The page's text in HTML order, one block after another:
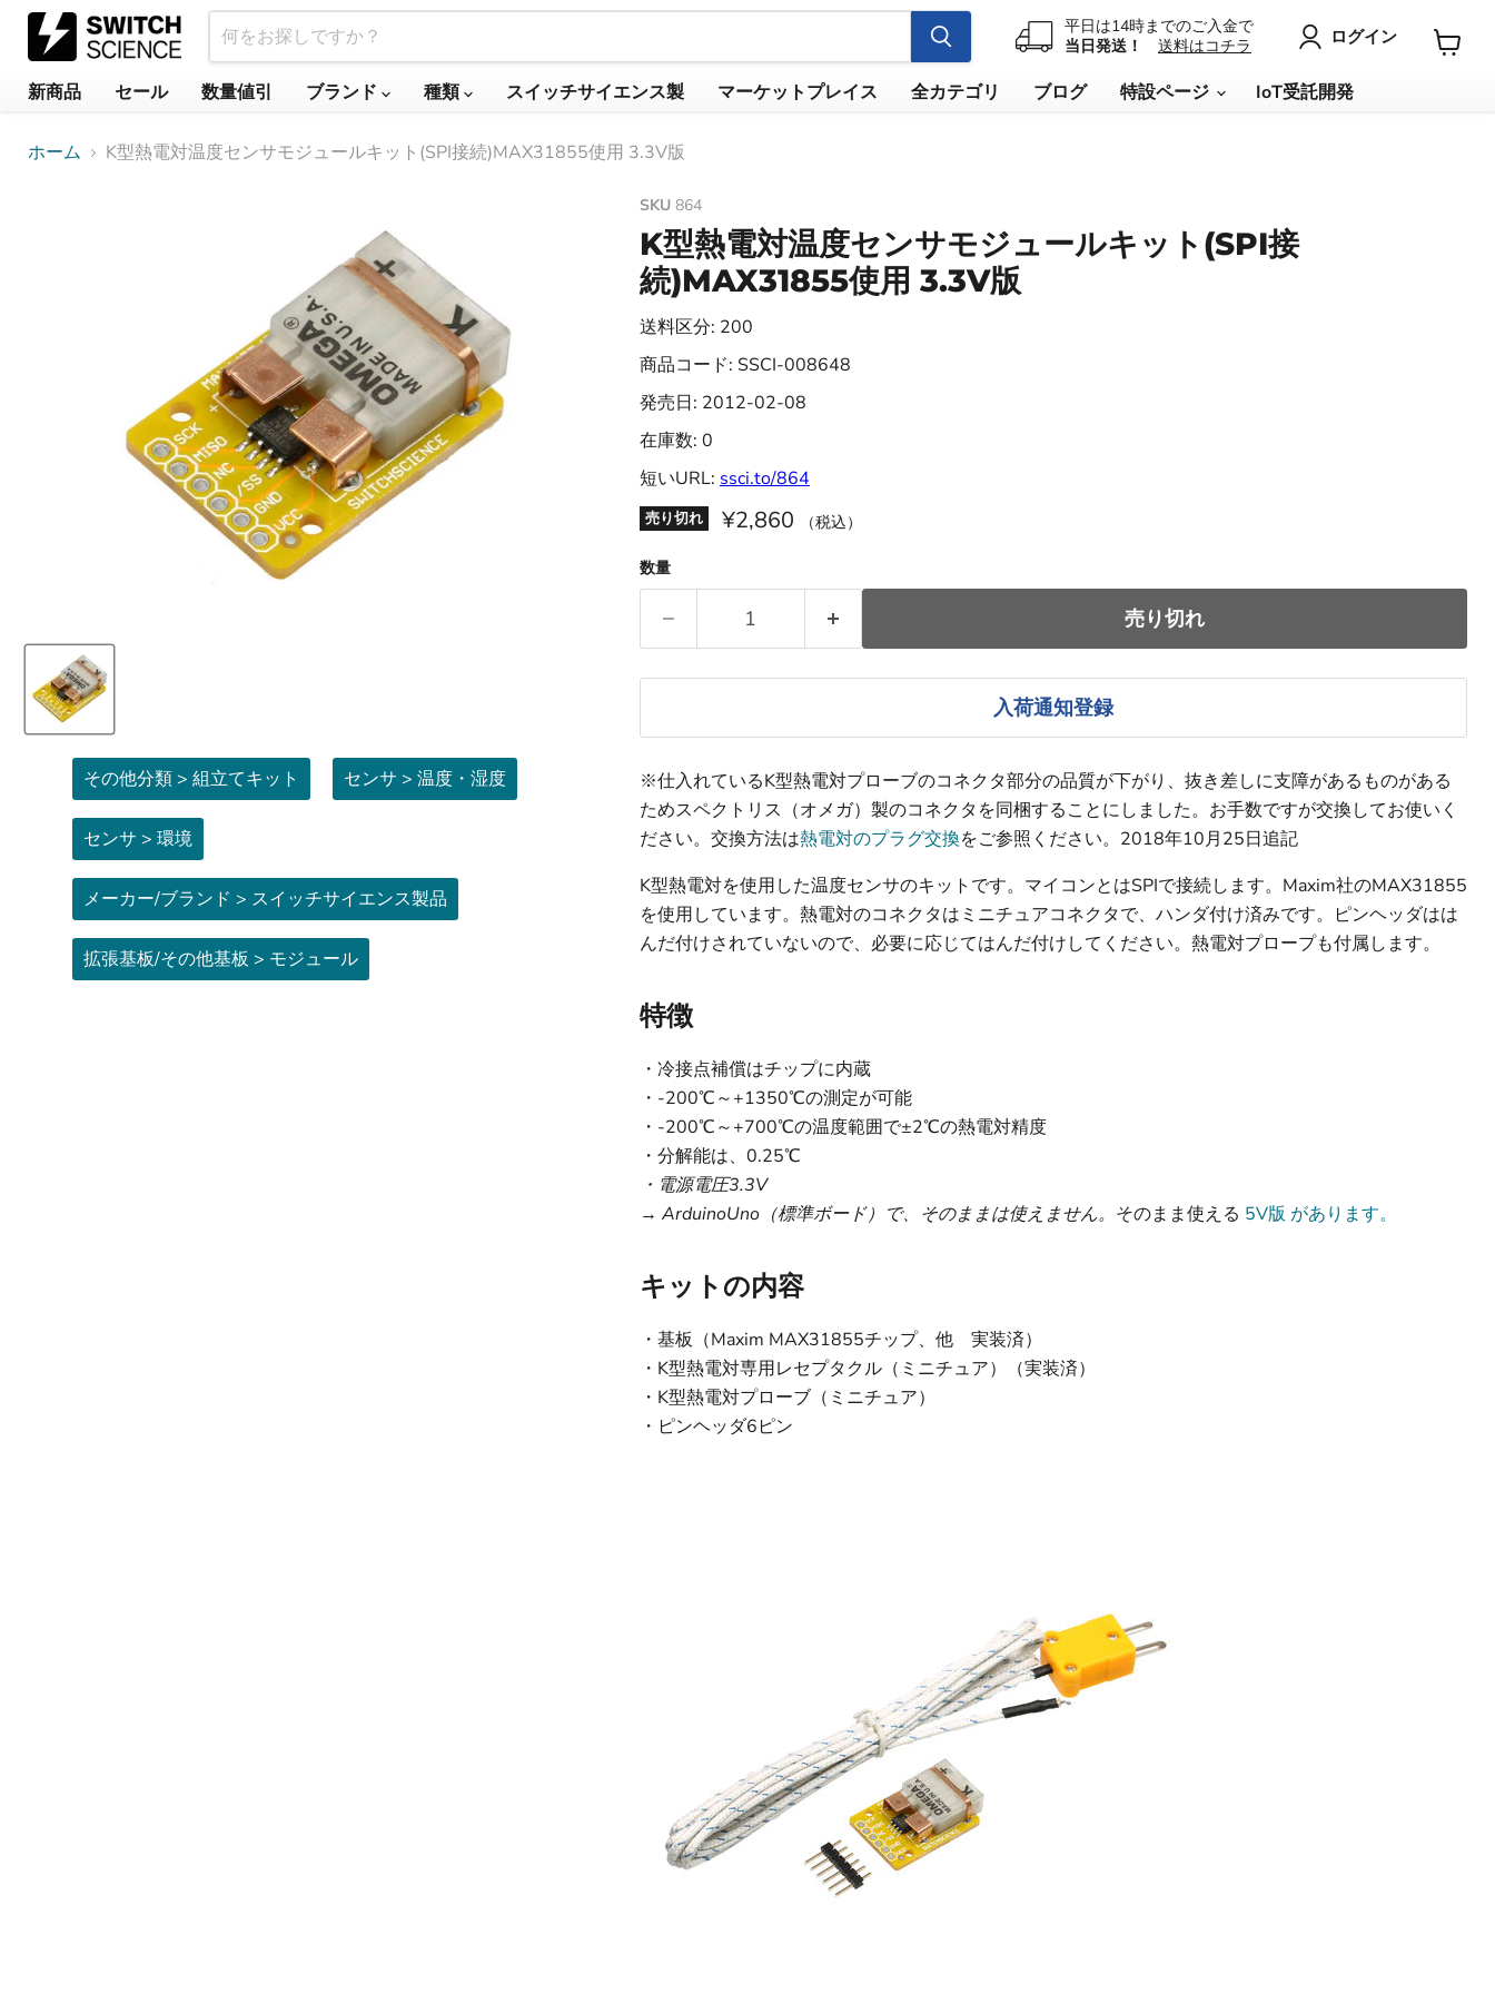
平日は14時までのご入金で
当日発送！
送料はコチラ ログイン
新商品 セール 数量値引 ブランド 種類 スイッチサイエンス製 マーケットプレイス 全カテゴリ ブログ 特設ページ IoT受託開発
ホーム K型熱電対温度センサモジュールキット(SPI接続)MAX31855使用 3.3V版
その他分類 > 組立てキット センサ > 温度・湿度
センサ > 環境
メーカー/ブランド > スイッチサイエンス製品
拡張基板/その他基板 > モジュール
SKU 864
K型熱電対温度センサモジュールキット(SPI接
続)MAX31855使用 3.3V版
送料区分: 200
商品コード: SSCI-008648
発売日: 2012-02-08
在庫数: 0
短いURL: ssci.to/864
売り切れ ¥2,860 （税込）
数量
売り切れ
入荷通知登録
※仕入れているK型熱電対プローブのコネクタ部分の品質が下がり、抜き差しに支障があるものがある
ためスペクトリス（オメガ）製のコネクタを同梱することにしました。お手数ですが交換してお使いく
ださい。交換方法は熱電対のプラグ交換をご参照ください。2018年10月25日追記
K型熱電対を使用した温度センサのキットです。マイコンとはSPIで接続します。Maxim社のMAX31855
を使用しています。熱電対のコネクタはミニチュアコネクタで、ハンダ付け済みです。ピンヘッダはは
んだ付けされていないので、必要に応じてはんだ付けしてください。熱電対プロープも付属します。
特徴
・冷接点補償はチップに内蔵
・-200℃～+1350℃の測定が可能
・-200℃～+700℃の温度範囲で±2℃の熱電対精度
・分解能は、0.25℃
・電源電圧3.3V
→ ArduinoUno（標準ボード）で、そのままは使えません。 そのまま使える 5V版 があります。
キットの内容
・基板（Maxim MAX31855チップ、他 実装済）
・K型熱電対専用レセプタクル（ミニチュア）（実装済）
・K型熱電対プローブ（ミニチュア）
・ピンヘッダ6ピン